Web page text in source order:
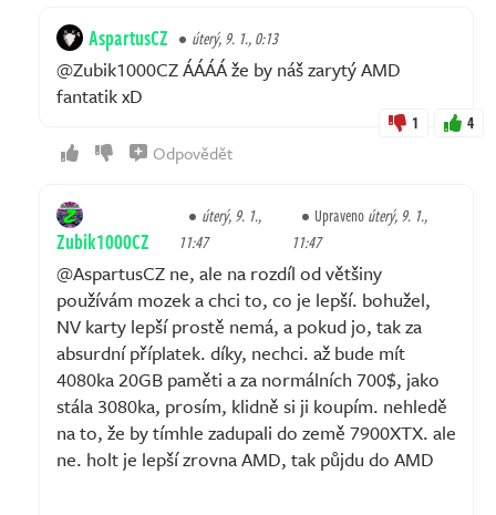
AspartusCZ úterý, 9. 1., 0:13
@Zubik1000CZ ÁÁÁÁ že by náš zarytý AMD
fantatik xD
1 4
Odpovědět
Zubik1000CZ
úterý, 9. 1.,
11:47
Upravenoúterý, 9. 1.,
11:47
@AspartusCZ ne, ale na rozdíl od většiny
používám mozek a chci to, co je lepší. bohužel,
NV karty lepší prostě nemá, a pokud jo, tak za
absurdní příplatek. díky, nechci. až bude mít
4080ka 20GB paměti a za normálních 700$, jako
stála 3080ka, prosím, klidně si ji koupím. nehledě
na to, že by tímhle zadupali do země 7900XTX. ale
ne. holt je lepší zrovna AMD, tak půjdu do AMD